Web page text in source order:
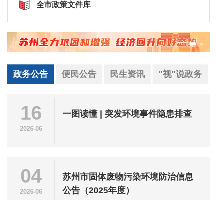
全市政策文件库
政务公告 便民公告 民生资讯 "视"说政务
16
2026-06
一图读懂 | 突发环境事件隐患排查
04
2026-06
苏州市固体废物污染环境防治信息
公告（2025年度）